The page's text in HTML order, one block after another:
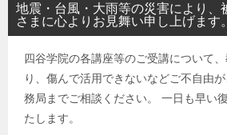
地震・台風・大雨等の災害により、
さまに心よりお見舞い申し上げます。
四谷学院の各講座等のご受講について
り、傷んで活用できないなどご不自由
務局までご相談ください。 一日も早い
たします。